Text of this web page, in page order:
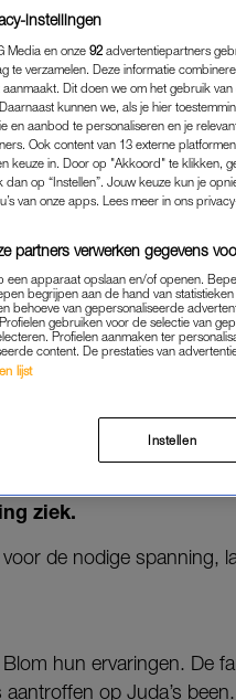
VAN
FRANS
Frankrijk van de
ziek.
de nodige spanning,
hun ervaringen. De
aantroffen op Juda’s
instellingen
Media en onze 92 advertentiepartners
te verzamelen. Deze informatie
Dit doen we om het gebruik
kunnen we, als je hier
en aanbod te personaliseren en je
Ook content van 13 externe
keuze in. Door op "Akkoord" te klikken,
dan op “Instellen”. Jouw keuze kun je
van onze apps. Lees meer in ons
partners verwerken gegevens
een apparaat opslaan en/of openen.
begrijpen aan de hand van
behoeve van gepersonaliseerde
gebruiken voor de selectie van
Profielen aanmaken ter
content. De prestaties van
lijst
Instellen